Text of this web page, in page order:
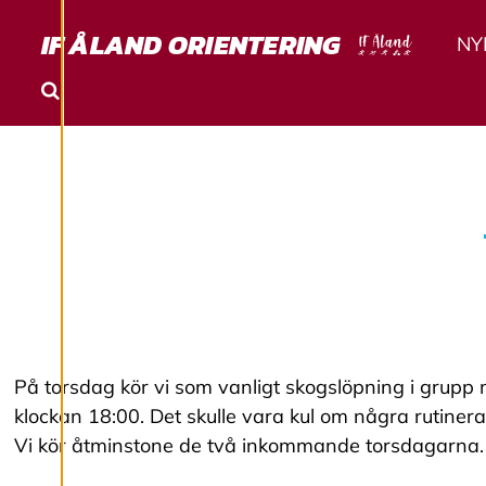
L
G
A
IF ÅLAND ORIENTERING
På torsdag kör vi som vanligt skogslöpning i
klockan 18:00. Det skulle vara kul om några
Vi kör åtminstone de två inkommande torsdagarna.